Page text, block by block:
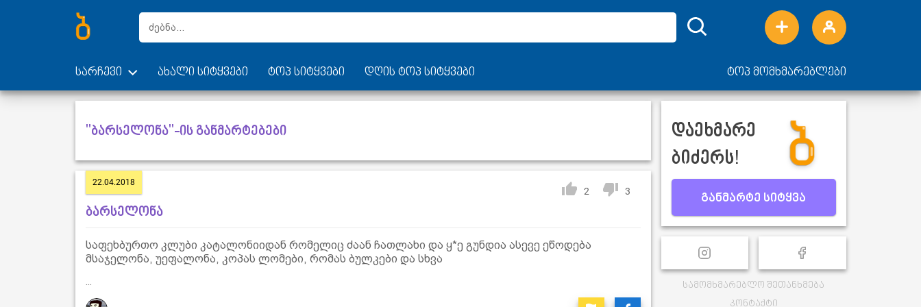
სარჩევი ახალი სიტყვები ტოპ სიტყვები დღის ტოპ სიტყვები ტოპ მომხმარებლები
"ბარსელონა"-ის განმარტებები
22.04.2018
2 3
ბარსელონა
საფეხბურთო კლუბი კატალონიიდან რომელიც ძაან ჩათლახი და ყ*ე გუნდია ასევე ეწოდება
მსაჯელონა, უეფალონა, კოპას ლომები, რომას ბულკები და სხვა
დაეხმარე
ბიძერს!
განმარტე სიტყვა
სამომხმარებლო შეთანხმება
კონტაქტი